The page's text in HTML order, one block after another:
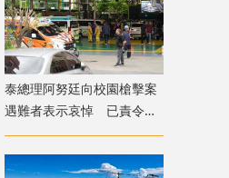
​泰總理阿努廷向校園槍擊案
遇難者表示哀悼 已責令展
開調查